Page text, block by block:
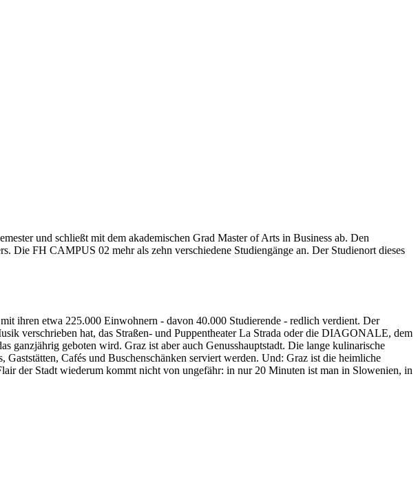
und schließt mit dem akademischen Grad Master of Arts in Business ab. Den
Die FH CAMPUS 02 mehr als zehn verschiedene Studiengänge an. Der Studienort dieses
ihren etwa 225.000 Einwohnern - davon 40.000 Studierende - redlich verdient. Der
verschrieben hat, das Straßen- und Puppentheater La Strada oder die DIAGONALE, dem
ganzjährig geboten wird. Graz ist aber auch Genusshauptstadt. Die lange kulinarische
Cafés und Buschenschänken serviert werden. Und: Graz ist die heimliche
der Stadt wiederum kommt nicht von ungefähr: in nur 20 Minuten ist man in Slowenien, in